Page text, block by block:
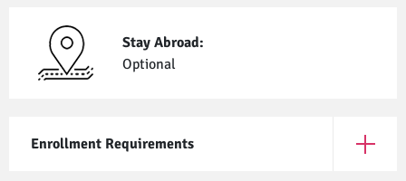
Stay Abroad:
Optional
Enrollment Requirements
Open